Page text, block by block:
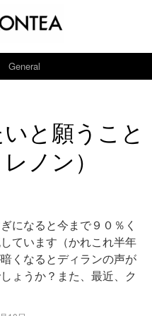
General
と願うこと
ノン）
になると今まで９０％く
ています（かれこれ半年
くなるとディランの声が
ょうか？また、最近、ク